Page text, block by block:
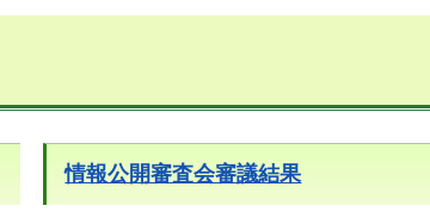
情報公開審査会審議結果